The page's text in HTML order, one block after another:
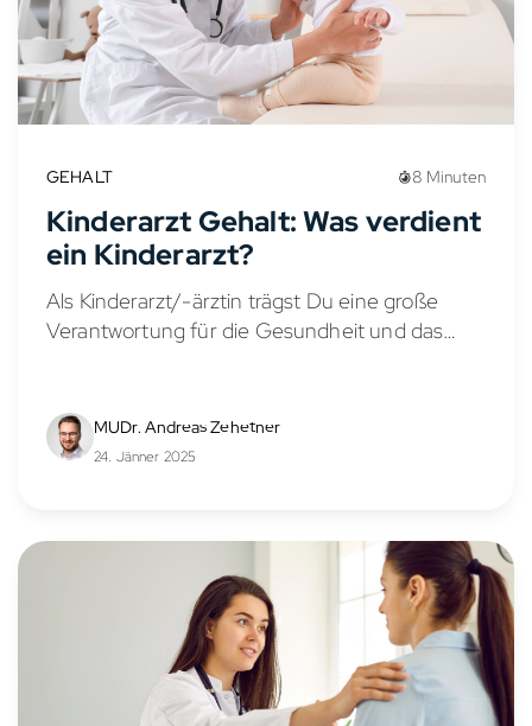
GEHALT 8 Minuten
Kinderarzt Gehalt: Was verdient
ein Kinderarzt?
Als Kinderarzt/-ärztin trägst Du eine große
Verantwortung für die Gesundheit und das
Kinder- und Jugendmedizin aus?...
MUDr. Andreas Zehetner
24. Jänner 2025